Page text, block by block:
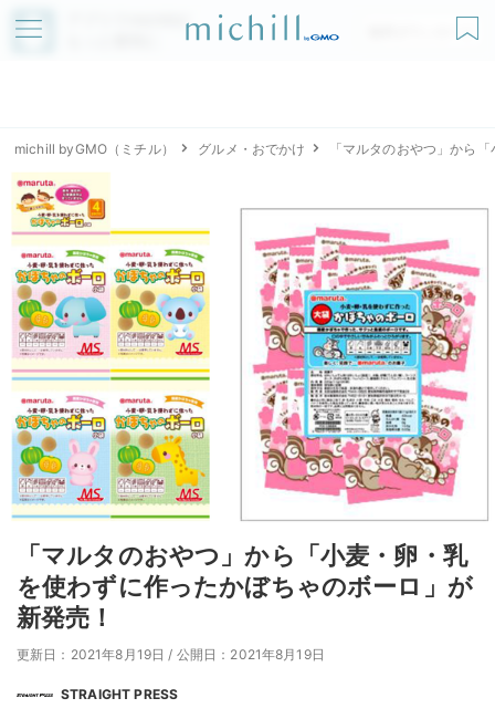
アプリでmichillが
無料ダウンロード
michill byGMO（ミチル） グルメ・おでかけ 「マルタのおやつ」から
「マルタのおやつ」から「小麦・卵・乳
を使わずに作ったかぼちゃのボーロ」が
新発売！
更新日：2021年8月19日 / 公開日：2021年8月19日
STRAIGHT PRESS